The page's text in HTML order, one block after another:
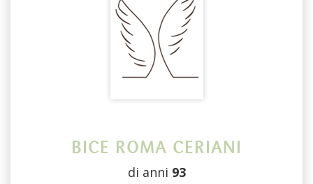
BICE ROMA CERIANI
di anni 93